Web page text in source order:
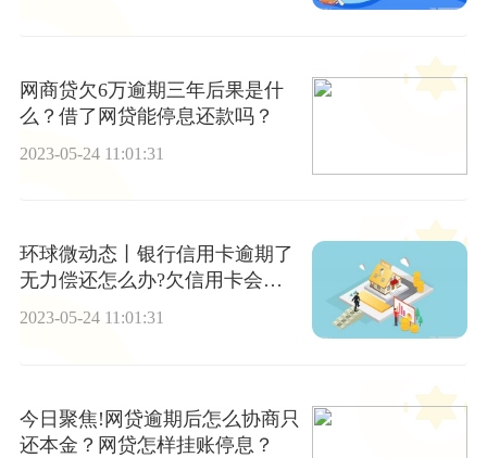
网商贷欠6万逾期三年后果是什
么？借了网贷能停息还款吗？
2023-05-24 11:01:31
环球微动态丨银行信用卡逾期了
无力偿还怎么办?欠信用卡会不
会冻结微信账户?
2023-05-24 11:01:31
今日聚焦!网贷逾期后怎么协商只
还本金？网贷怎样挂账停息？